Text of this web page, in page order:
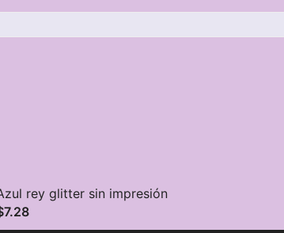
rey glitter sin impresión
7.28